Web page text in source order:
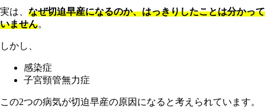
実は、 なぜ切迫早産になるのか、はっきりしたことは分かって
いません。
しかし、
感染症
子宮頸管無力症
この2つの病気が切迫早産の原因になると考えられています。